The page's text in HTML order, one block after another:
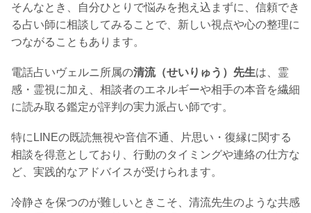
そんなとき、自分ひとりで悩みを抱え込まずに、信頼でき
る占い師に相談してみることで、新しい視点や心の整理に
つながることもあります。
電話占いヴェルニ所属の清流（せいりゅう）先生は、霊
感・霊視に加え、相談者のエネルギーや相手の本音を繊細
に読み取る鑑定が評判の実力派占い師です。
特にLINEの既読無視や音信不通、片思い・復縁に関する
相談を得意としており、行動のタイミングや連絡の仕方な
ど、実践的なアドバイスが受けられます。
冷静さを保つのが難しいときこそ、清流先生のような共感